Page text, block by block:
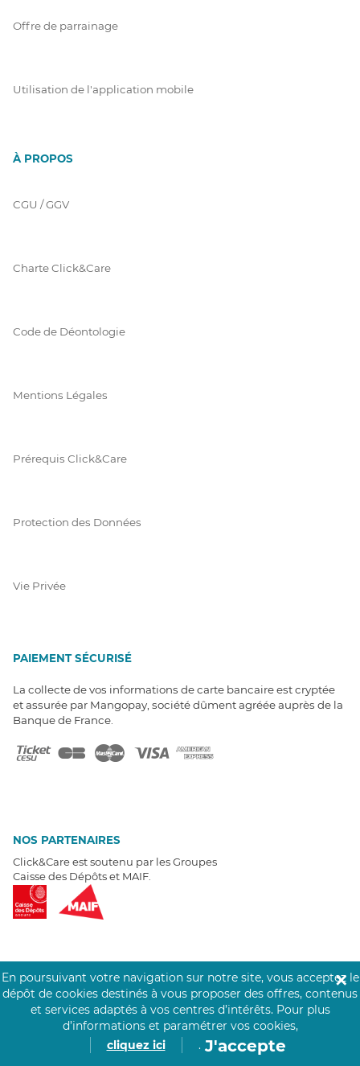
Offre de parrainage
Utilisation de l'application mobile
À PROPOS
CGU / GGV
Charte Click&Care
Code de Déontologie
Mentions Légales
Prérequis Click&Care
Protection des Données
Vie Privée
PAIEMENT SÉCURISÉ
La collecte de vos informations de carte bancaire est cryptée
et assurée par Mangopay, société dûment agréée auprès de la
Banque de France.
NOS PARTENAIRES
Click&Care est soutenu par les Groupes
Caisse des Dépôts et MAIF.
EXPERTS À VOTRE ÉCOUTE
Un besoin de recrutement ? Click&Care vous accompagne par
téléphone 7/7.
Être rappelé aujourd'hui
En poursuivant votre navigation sur notre site, vous acceptez le
dépôt de cookies destinés à vous proposer des offres, contenus
et services adaptés à vos centres d’intérêts. Pour plus
d’informations et paramétrer vos cookies,
cliquez ici
. J'accepte
✕